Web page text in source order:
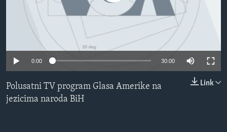
MAGAZIN
O GLASU AMERIKE
PRATITE NAS
0:00 30:00
Link
Polusatni TV program Glasa Amerike na
jezicima naroda BiH